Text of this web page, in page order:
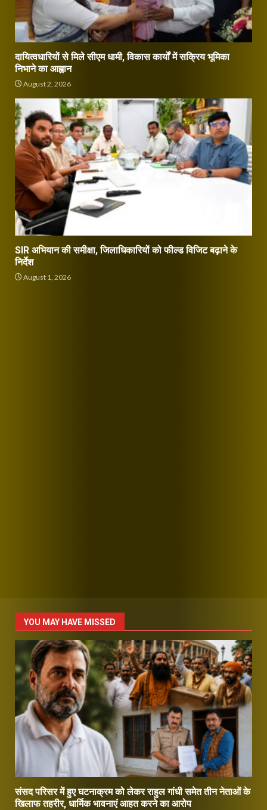
दायित्वधारियों से मिले सीएम धामी, विकास कार्यों में सक्रिय भूमिका
निभाने का आह्वान
August 2, 2026
SIR अभियान की समीक्षा, जिलाधिकारियों को फील्ड विजिट बढ़ाने के
निर्देश
August 1, 2026
YOU MAY HAVE MISSED
संसद परिसर में हुए घटनाक्रम को लेकर राहुल गांधी समेत तीन नेताओं के
खिलाफ तहरीर, धार्मिक भावनाएं आहत करने का आरोप